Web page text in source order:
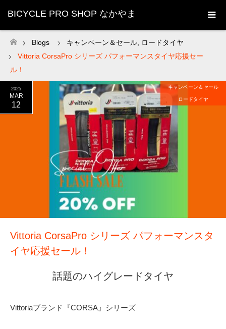
BICYCLE PRO SHOP なかやま
ホーム
Blogs キャンペーン＆セール
ロードタイヤ
Vittoria CorsaPro シリーズ パフォーマンスタイヤ応援セー
ル！
2025
MAR
12
キャンペーン＆セール
ロードタイヤ
Vittoria CorsaPro シリーズ パフォーマンスタ
イヤ応援セール！
話題のハイグレードタイヤ
Vittoriaブランド『CORSA』シリーズ